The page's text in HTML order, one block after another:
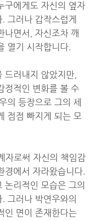
구에게도 자신의 옆자
그러나 갑작스럽게
나면서, 자신조차 깨
열기 시작합니다.
드러내지 않았지만,
정적인 변화를 볼 수
의 등장으로 그의 세
점점 빠지게 되는 모
자로써 자신의 책임감
경에서 자라왔습니다.
논리적인 모습은 그의
그러나 박연우와의
인 면이 존재한다는